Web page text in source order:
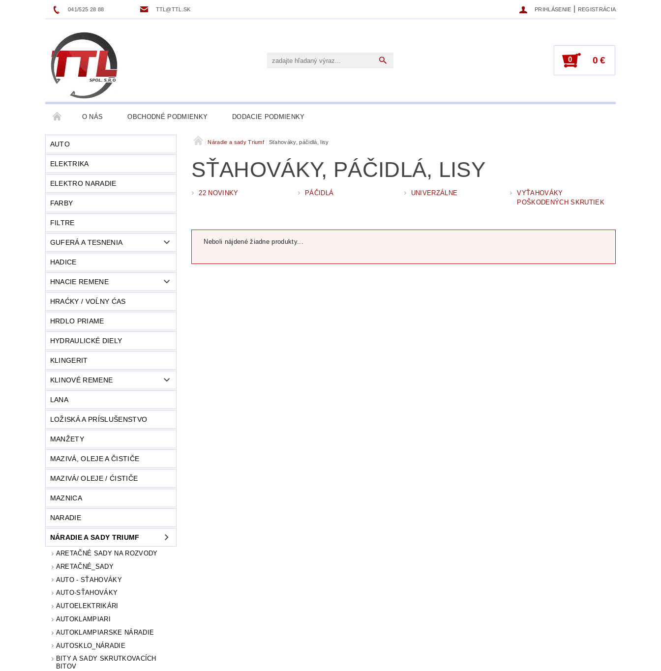
041/525 28 88 TTL@TTL.SK PRIHLÁSENIE REGISTRÁCIA
0 0 €
O NÁS OBCHODNÉ PODMIENKY DODACIE PODMIENKY
AUTO
ELEKTRIKA
ELEKTRO NARADIE
FARBY
FILTRE
GUFERÁ A TESNENIA
HADICE
HNACIE REMENE
HRAĆKY / VOĹNY ĆAS
HRDLO PRIAME
HYDRAULICKÉ DIELY
KLINGERIT
KLINOVÉ REMENE
LANA
LOŽISKÁ A PRÍSLUŠENSTVO
MANŽETY
MAZIVÁ, OLEJE A ČISTIČE
MAZIVÁ/ OLEJE / ĆISTIČE
MAZNICA
NARADIE
NÁRADIE A SADY TRIUMF
ARETAČNÉ SADY NA ROZVODY
ARETAČNÉ_SADY
AUTO - SŤAHOVÁKY
AUTO-SŤAHOVÁKY
AUTOELEKTRIKÁRI
AUTOKLAMPIARI
AUTOKLAMPIARSKE NÁRADIE
AUTOSKLO_NÁRADIE
BITY A SADY SKRUTKOVACÍCH
BITOV
Náradie a sady Triumf Sťahováky, páčidlá, lisy
SŤAHOVÁKY, PÁČIDLÁ, LISY
22 NOVINKY PÁČIDLÁ UNIVERZÁLNE
VYŤAHOVÁKY
POŠKODENÝCH SKRUTIEK
Neboli nájdené žiadne produkty...